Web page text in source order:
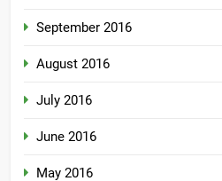
September 2016
August 2016
July 2016
June 2016
May 2016